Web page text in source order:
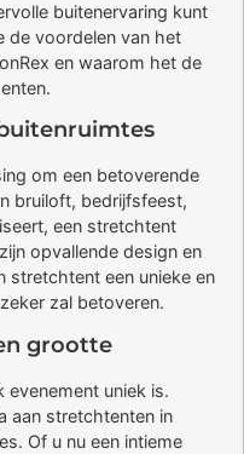
buitenervaring kunt
de voordelen van het
en waarom het de
om een betoverende
bruiloft, bedrijfsfeest,
een stretchtent
opvallende design en
stretchtent een unieke en
zal betoveren.
grootte
evenement uniek is.
aan stretchtenten in
Of u nu een intieme